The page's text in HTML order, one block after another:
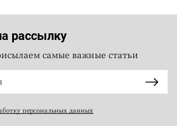
рассылку
самые важные статьи
персональных данных